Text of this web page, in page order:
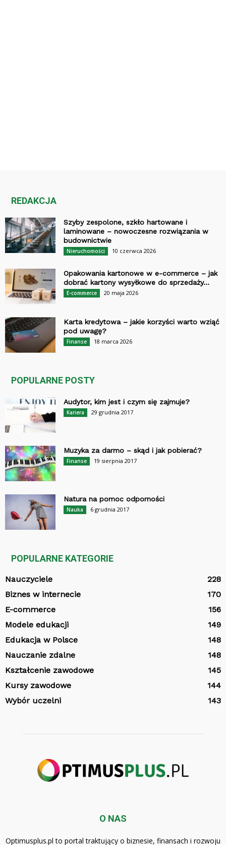
REDAKCJA
Szyby zespolone, szkło hartowane i
laminowane – nowoczesne rozwiązania w
budownictwie
Nieruchomości 10 czerwca 2026
Opakowania kartonowe w e-commerce – jak
dobrać kartony wysyłkowe do sprzedaży...
E-commerce 20 maja 2026
Karta kredytowa – jakie korzyści warto wziąć
pod uwagę?
Finanse 18 marca 2026
POPULARNE POSTY
Audytor, kim jest i czym się zajmuje?
Kariera 29 grudnia 2017
Muzyka za darmo – skąd i jak pobierać?
Finanse 19 sierpnia 2017
Natura na pomoc odporności
Nauka 6 grudnia 2017
POPULARNE KATEGORIE
Nauczyciele
228
Biznes w internecie
170
E-commerce
156
Modele edukacji
149
Edukacja w Polsce
148
Nauczanie zdalne
148
Kształcenie zawodowe
145
Kursy zawodowe
144
Wybór uczelni
143
O NAS
Optimusplus.pl to portal traktujący o biznesie, finansach i rozwoju